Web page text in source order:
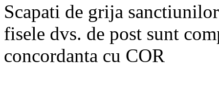
Scapati de grija
fisele dvs. de post sunt
concordanta cu COR